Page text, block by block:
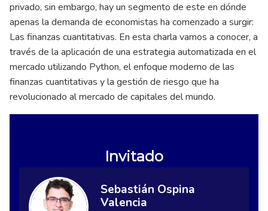
privado, sin embargo, hay un segmento de este en dónde
apenas la demanda de economistas ha comenzado a surgir:
Las finanzas cuantitativas. En esta charla vamos a conocer, a
través de la aplicación de una estrategia automatizada en el
mercado utilizando Python, el enfoque moderno de las
finanzas cuantitativas y la gestión de riesgo que ha
revolucionado al mercado de capitales del mundo.
Invitado
Sebastián Ospina
Valencia